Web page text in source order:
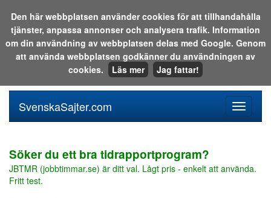
Sök i katalogen eller på webben:
meny
SvenskaSajter.com
Söker du ett bra tidrapportprogram?
JBTMR (jobbtimmar.se) är ditt val. Lågt pris - enkelt att använda.
Fritt test.
Den här webbplatsen använder cookies för att tillhandahålla
tjänster, anpassa annonser och analysera trafik. Information
om din användning av webbplatsen delas med Google. Genom
att använda webbplatsen godkänner du användningen av
cookies.
Läs mer Jag fattar!